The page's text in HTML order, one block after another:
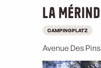
La
CAMPINGPLATZ
Avenue Des